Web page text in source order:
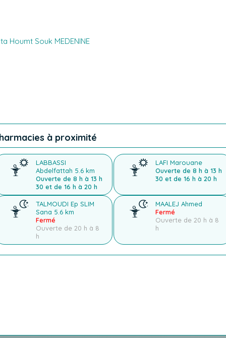
Houmt Souk MEDENINE
à proximité
LABBASSI
Abdelfattah 5.6 km
Ouverte de 8 h à 13 h
30 et de 16 h à 20 h
LAFI Marouane
Ouverte de 8 h à 13 h
30 et de 16 h à 20 h
TALMOUDI Ep SLIM
Sana 5.6 km
Fermé
Ouverte de 20 h à 8
h
MAALEJ Ahmed
Fermé
Ouverte de 20 h à 8
h